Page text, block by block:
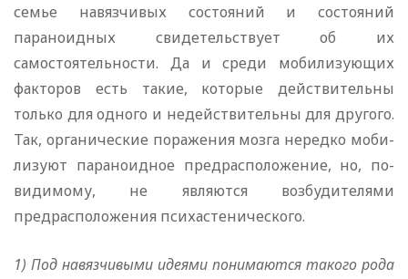
семье навяз­чивых состояний и состояний
параноидных свидетельствует об их
самостоятельности. Да и среди мобилизующих
факторов есть такие, которые действительны
только для одного и недействительны для другого.
Так, органические поражения мозга нередко моби­
лизуют параноидное предрасположение, но, по-
видимому, не являются возбудителями
предрасположения психастенического.
1) Под навязчивыми идеями понимаются такого рода